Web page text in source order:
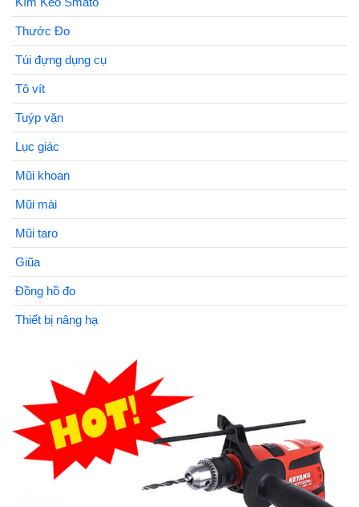
Thước Đo
Túi đựng dụng cụ
Tô vít
Tuýp vặn
Lục giác
Mũi khoan
Mũi mài
Mũi taro
Giũa
Đồng hồ đo
Thiết bị nâng hạ